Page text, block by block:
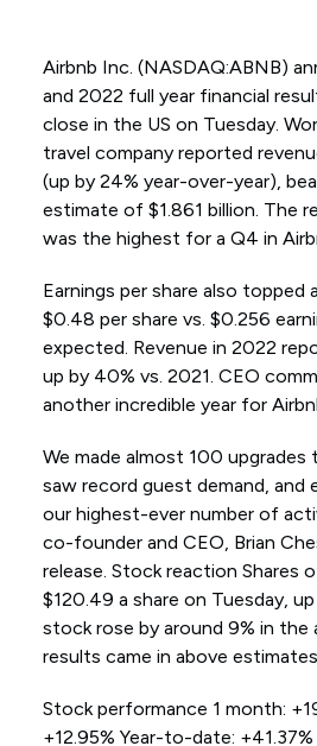
Airbnb Inc. (NASDAQ:ABNB)
and 2022 full year financial
close in the US on Tuesday.
travel company reported
(up by 24% year-over-year),
estimate of $1.861 billion. The
was the highest for a Q4 in
Earnings per share also topped
$0.48 per share vs. $0.256
expected. Revenue in 2022
up by 40% vs. 2021. CEO
another incredible year for
We made almost 100 upgrades
saw record guest demand, and
our highest-ever number of
co-founder and CEO, Brian
release. Stock reaction Shares
$120.49 a share on Tuesday,
stock rose by around 9% in
results came in above
Stock performance 1 month:
+12.95% Year-to-date: +41.37%